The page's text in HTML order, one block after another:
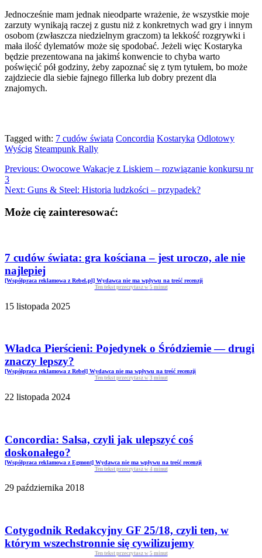
Jednocześnie mam jednak nieodparte wrażenie, że wszystkie moje
zarzuty wynikają raczej z gustu niż z konkretnych wad gry i innym
osobom (zwłaszcza niedzielnym graczom) ta lekkość rozgrywki i
mała ilość dylematów może się spodobać. Jeżeli więc Kostaryka
będzie prezentowana na jakimś konwencie to chyba warto
poświęcić pół godziny, żeby zapoznać się z tym tytułem, bo może
zajdziecie dla siebie fajnego fillerka lub dobry prezent dla
znajomych.
Tagged with: 7 cudów świata Concordia Kostaryka Odlotowy
Wyścig Steampunk Rally
Previous: Owocowe Wakacje z Liskiem – rozwiązanie konkursu nr
3
Next: Guns & Steel: Historia ludzkości – przypadek?
Może cię zainteresować:
7 cudów świata: gra kościana – jest uroczo, ale nie
najlepiej
[Współpraca reklamowa z Rebel.pl] Wydawca nie ma wpływu na treść recenzji
Ten tekst przeczytasz w 5 minut
15 listopada 2025
Władca Pierścieni: Pojedynek o Śródziemie — drugi
znaczy lepszy?
[Współpraca reklamowa z Rebel] Wydawca nie ma wpływu na treść recenzji
Ten tekst przeczytasz w 3 minut
22 listopada 2024
Concordia: Salsa, czyli jak ulepszyć coś
doskonałego?
[Współpraca reklamowa z Egmont] Wydawca nie ma wpływu na treść recenzji
Ten tekst przeczytasz w 4 minut
29 października 2018
Cotygodnik Redakcyjny GF 25/18, czyli ten, w
którym wszechstronnie się cywilizujemy
Ten tekst przeczytasz w 5 minut